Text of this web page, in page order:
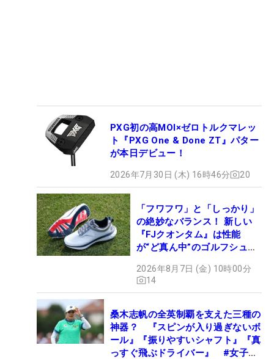
PXG初の高MOI×ゼロトルクマレッ
ト『PXG One & Done ZT』パター
が本日デビュー！
2026年7月30日 (木) 16時46分 20
「フワフワ」と「しっかり」
の絶妙なバランス！ 新しい
『FJクオンタム』は性能
が“ど真ん中”のゴルフシュー
2026年8月7日 (金) 10時00分
14
桑木志帆の全英制覇を支えた三種の
神器？ 『スピンが入り過ぎないボ
ール』『振りやすいシャフト』『真
っすぐ飛ぶドライバー』 #女子プ